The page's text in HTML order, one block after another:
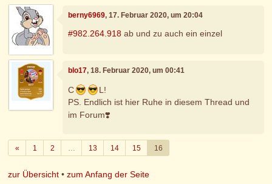
berny6969, 17. Februar 2020, um 20:04
#982.264.918 ab und zu auch ein einzel
blo17, 18. Februar 2020, um 00:41
C
L!
PS. Endlich ist hier Ruhe in diesem Thread und
im Forum❣️
«Zurück
1 2 13 14 15 16
zur Übersicht •zum Anfang der Seite